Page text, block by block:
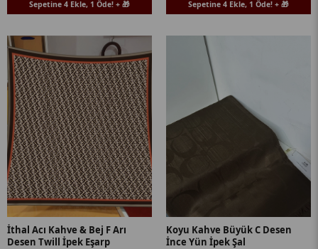
Sepetine 4 Ekle, 1 Öde! + 🎁 Sepetine 4 Ekle, 1 Öde! + 🎁
İthal Acı Kahve & Bej F Arı
Desen Twill İpek Eşarp
Koyu Kahve Büyük C Desen
İnce Yün İpek Şal